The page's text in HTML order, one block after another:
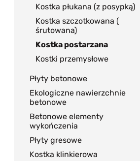
Kostka płukana (z posypką)
Kostka szczotkowana (
śrutowana)
Kostka postarzana
Kostki przemysłowe
Płyty betonowe
Ekologiczne nawierzchnie
betonowe
Betonowe elementy
wykończenia
Płyty gresowe
Kostka klinkierowa